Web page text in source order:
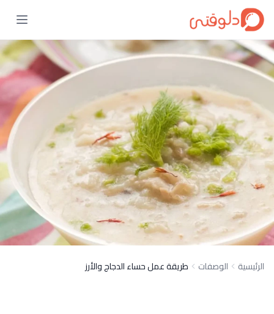
الرئيسية الوصفات طريقة عمل حساء الدجاج والأرز